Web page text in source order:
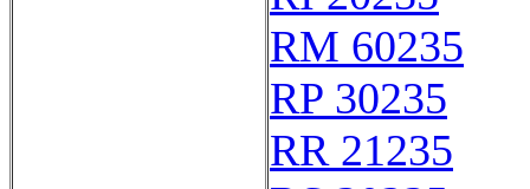
RM 60235
RP 30235
RR 21235